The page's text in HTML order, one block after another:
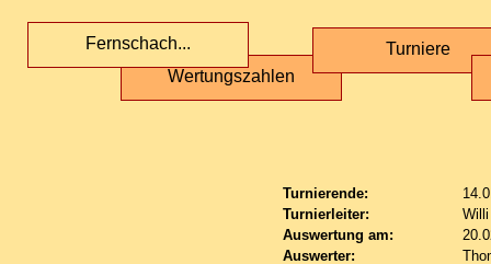
Wertungszahlen
Fernschach... Turniere
Turnierende:
Turnierleiter:
Auswertung am:
Auswerter: